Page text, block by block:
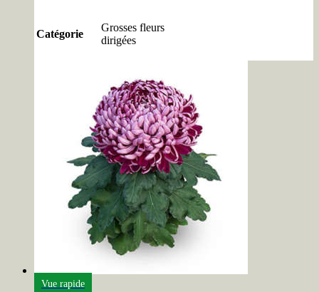
Catégorie
Grosses fleurs
dirigées
Vue rapide